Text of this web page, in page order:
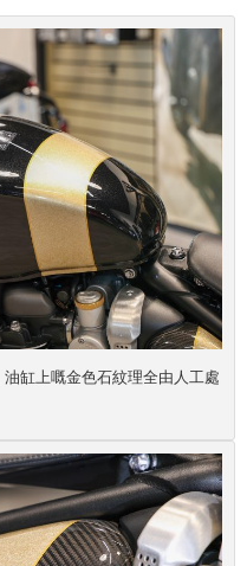
油缸上嘅金色石紋理全由人工處